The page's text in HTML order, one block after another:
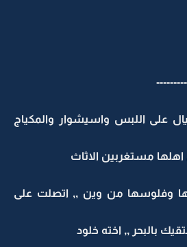
10 الف ريال على اللبس واسيشوار والمكياج
اهلها مستغربين الاثاث
وفلوسها من وين ,, اتصلت على
بالبحر ,, اخته خلود